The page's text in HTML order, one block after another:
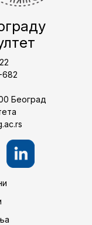
682
Београд